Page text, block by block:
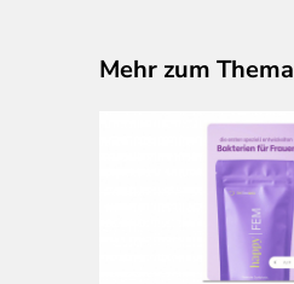
Mehr zum Thema